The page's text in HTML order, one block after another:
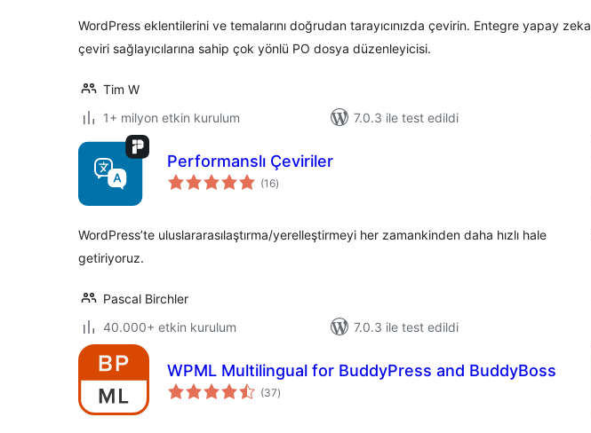
WordPress eklentilerini ve temalarını doğrudan tarayıcınızda çevirin. Entegre yapay zeka
çeviri sağlayıcılarına sahip çok yönlü PO dosya düzenleyicisi.
Tim W
1+ milyon etkin kurulum
7.0.3 ile test edildi
Performanslı Çeviriler
(16toplam
puan
)
WordPress’te uluslararasılaştırma/yerelleştirmeyi her zamankinden daha hızlı hale
getiriyoruz.
Pascal Birchler
40.000+ etkin kurulum
7.0.3 ile test edildi
WPML Multilingual for BuddyPress and BuddyBoss
(37toplam
puan
)